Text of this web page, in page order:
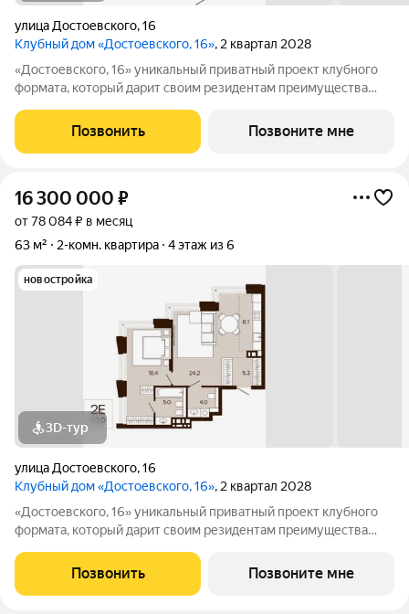
улица Достоевского,16
Клубный дом «Достоевского, 16», 2 квартал 2028
«Достоевского, 16» уникальный приватный проект клубного
формата, который дарит своим резидентам преимущества
сохраняя приватность. Находиться среди людей и
одновременно в уединенном месте,
Позвонить Позвоните мне
16 300 000 ₽
от 78 084 ₽ в месяц
63 м²
2-комн. квартира 4 этаж из 6
новостройка
3D-тур
улица Достоевского,16
Клубный дом «Достоевского, 16», 2 квартал 2028
«Достоевского, 16» уникальный приватный проект клубного
формата, который дарит своим резидентам преимущества
сохраняя приватность. Находиться среди людей и
одновременно в уединенном месте,
Позвонить Позвоните мне